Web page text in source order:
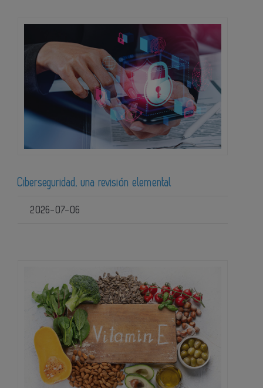
Ciberseguridad, una revisión elemental
2026-07-06